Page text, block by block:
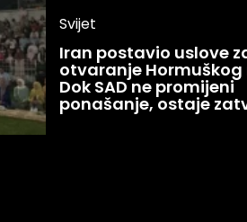
Svijet
Iran postavio uslove
otvaranje Hormuškog
Dok SAD ne promijeni
ponašanje, ostaje